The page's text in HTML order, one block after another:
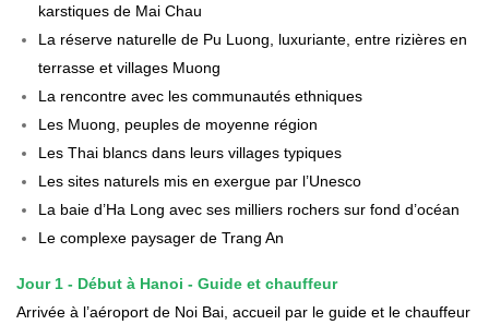
karstiques de Mai Chau
La réserve naturelle de Pu Luong, luxuriante, entre rizières en
terrasse et villages Muong
La rencontre avec les communautés ethniques
Les Muong, peuples de moyenne région
Les Thai blancs dans leurs villages typiques
Les sites naturels mis en exergue par l’Unesco
La baie d’Ha Long avec ses milliers rochers sur fond d’océan
Le complexe paysager de Trang An
Jour 1 - Début à Hanoi - Guide et chauffeur
Arrivée à l’aéroport de Noi Bai, accueil par le guide et le chauffeur